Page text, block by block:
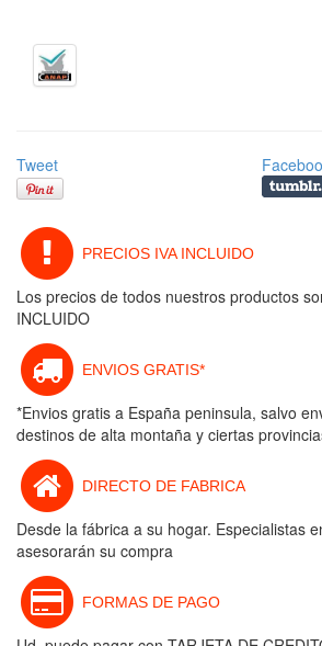
Tweet
PRECIOS IVA INCLUIDO
Los precios de todos nuestros productos
INCLUIDO
ENVIOS GRATIS*
*Envios gratis a España peninsula, salvo
destinos de alta montaña y ciertas
DIRECTO DE FABRICA
Desde la fábrica a su hogar. Especialistas
asesorarán su compra
FORMAS DE PAGO